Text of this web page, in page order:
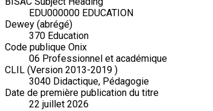
EDU000000 EDUCATION
Dewey (abrégé)
370 Education
Code publique Onix
06 Professionnel et académique
CLIL (Version 2013-2019 )
3040 Didactique, Pédagogie
Date de première publication du titre
22 juillet 2026